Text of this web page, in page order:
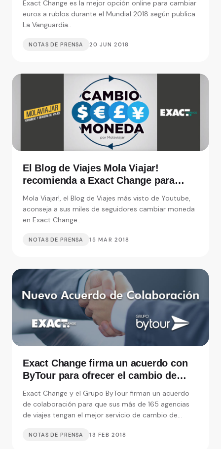
Exact Change es la mejor opción online para cambiar
euros a rublos durante el Mundial 2018 según publica
La Vanguardia..
NOTAS DE PRENSA 20 JUN 2018
El Blog de Viajes Mola Viajar!
recomienda a Exact Change para
Mola Viajar!, el Blog de Viajes más visto de Youtube,
aconseja a sus miles de seguidores cambiar moneda
en Exact Change..
NOTAS DE PRENSA 15 MAR 2018
Exact Change firma un acuerdo con
ByTour para ofrecer el cambio de
Exact Change y el Grupo ByTour firman un acuerdo
de colaboración para que sus más de 165 agencias
de viajes tengan el mejor servicio de cambio de
NOTAS DE PRENSA 13 FEB 2018